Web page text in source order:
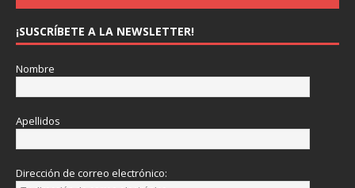
¡SUSCRÍBETE A LA NEWSLETTER!
Nombre
Apellidos
Dirección de correo electrónico: